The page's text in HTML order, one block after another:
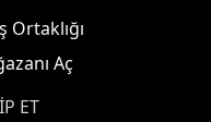
Ortaklığı
Aç
ET